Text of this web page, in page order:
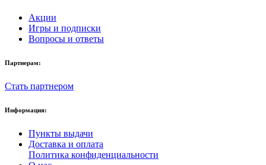
Акции
Игры и подписки
Вопросы и ответы
Партнерам:
Стать партнером
Информация:
Пункты выдачи
Доставка и оплата
Политика конфиденциальности